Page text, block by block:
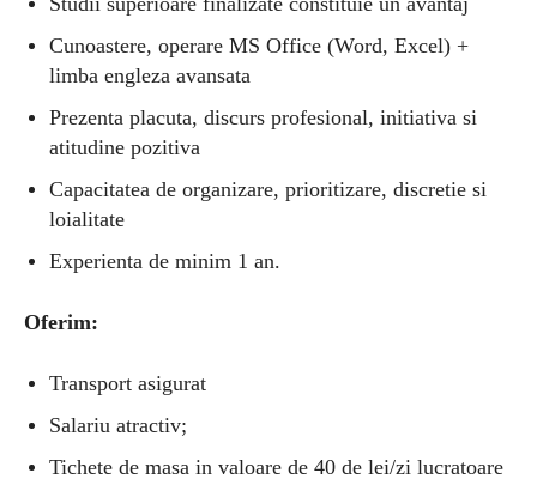
Cunoastere, operare MS Office (Word, Excel) +
limba engleza avansata
Prezenta placuta, discurs profesional, initiativa si
atitudine pozitiva
Capacitatea de organizare, prioritizare, discretie si
loialitate
Experienta de minim 1 an.
Oferim:
Transport asigurat
Salariu atractiv;
Tichete de masa in valoare de 40 de lei/zi lucratoare